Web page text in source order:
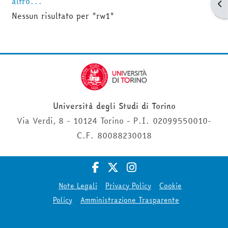
Nessun risultato per "rw1"
Università degli Studi di Torino
Via Verdi, 8 - 10124 Torino - P.I. 02099550010-
C.F. 80088230018
Note Legali Privacy Policy
Cookie
Policy
Amministrazione Trasparente